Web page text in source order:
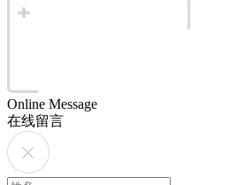
Online Message
在线留言